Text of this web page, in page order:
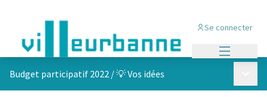
Se connecter
Budget participatif 2022 /💡 Vos idées